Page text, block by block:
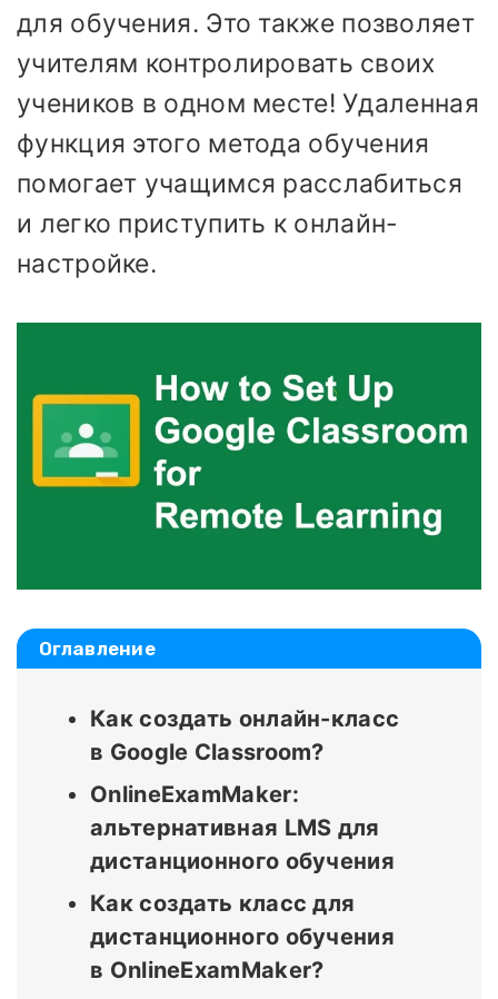
для обучения. Это также позволяет
учителям контролировать своих
учеников в одном месте! Удаленная
функция этого метода обучения
помогает учащимся расслабиться
и легко приступить к онлайн-
настройке.
Оглавление
Как создать онлайн-класс
в Google Classroom?
OnlineExamMaker:
альтернативная LMS для
дистанционного обучения
Как создать класс для
дистанционного обучения
в OnlineExamMaker?